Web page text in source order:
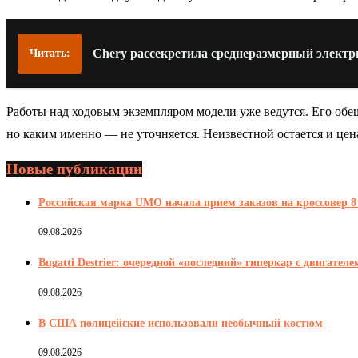
Читать: Chery рассекретила среднеразмерный
Работы над ходовым экземпляром модели уже ведутся. Его
но каким именно — не уточняется. Неизвестной остается и
Новые публикации
Российская марка UMO начала прием заказов на кроссовер
09.08.2026
Bugatti Destrier: очередной «последний» гиперкар с
09.08.2026
В США полицейские использовали необычный костюм
09.08.2026